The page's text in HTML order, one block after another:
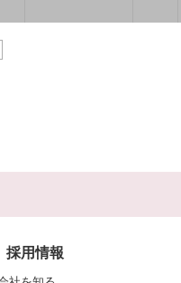
採用情報